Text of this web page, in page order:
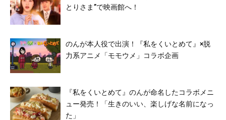
とりさま”で映画館へ！
のんが本人役で出演！『私をくいとめて』×脱
力系アニメ「モモウメ」コラボ企画
『私をくいとめて』のんが命名したコラボメニ
ュー発売！「生きのいい、楽しげな名前になっ
た」